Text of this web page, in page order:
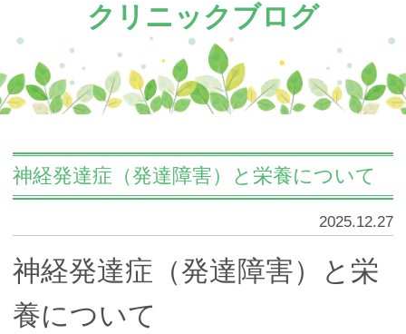
クリニックブログ
神経発達症（発達障害）と栄養について
2025.12.27
神経発達症（発達障害）と栄
養について